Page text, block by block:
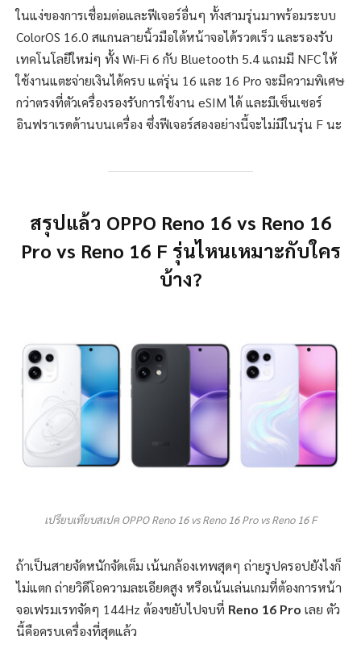
ในแง่ของการเชื่อมต่อและฟีเจอร์อื่นๆ ทั้งสามรุ่นมาพร้อมระบบ
ColorOS 16.0 สแกนลายนิ้วมือใต้หน้าจอได้รวดเร็ว และรองรับ
เทคโนโลยีใหม่ๆ ทั้ง Wi-Fi 6 กับ Bluetooth 5.4 แถมมี NFC ให้
ใช้งานแตะจ่ายเงินได้ครบ แต่รุ่น 16 และ 16 Pro จะมีความพิเศษ
กว่าตรงที่ตัวเครื่องรองรับการใช้งาน eSIM ได้ และมีเซ็นเซอร์
อินฟราเรดด้านบนเครื่อง ซึ่งฟีเจอร์สองอย่างนี้จะไม่มีในรุ่น F นะ
สรุปแล้ว OPPO Reno 16 vs Reno 16
Pro vs Reno 16 F รุ่นไหนเหมาะกับใคร
บ้าง?
เปรียบเทียบสเปค OPPO Reno 16 vs Reno 16 Pro vs Reno 16 F
ถ้าเป็นสายจัดหนักจัดเต็ม เน้นกล้องเทพสุดๆ ถ่ายรูปครอปยังไงก็
ไม่แตก ถ่ายวิดีโอความละเอียดสูง หรือเน้นเล่นเกมที่ต้องการหน้า
จอเฟรมเรทจัดๆ 144Hz ต้องขยับไปจบที่ Reno 16 Pro เลย ตัว
นี้คือครบเครื่องที่สุดแล้ว